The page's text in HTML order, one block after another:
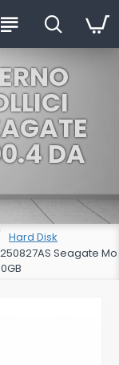
Hard Disk
Seagate Mo
DA